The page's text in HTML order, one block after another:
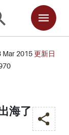
海了
Mar 2015更新日